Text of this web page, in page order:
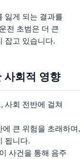
잃게 되는 결과를
전 초범은 더 큰
잡고 있습니다.
사회적 영향
사회 전반에 걸쳐
큰 위험을 초래하며,
됩니다.
사건을 통해 음주